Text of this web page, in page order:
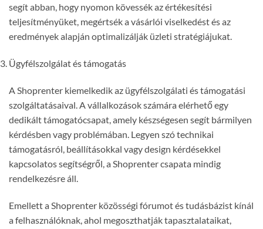
segít abban, hogy nyomon kövessék az értékesítési
teljesítményüket, megértsék a vásárlói viselkedést és az
eredmények alapján optimalizálják üzleti stratégiájukat.
Ügyfélszolgálat és támogatás
A Shoprenter kiemelkedik az ügyfélszolgálati és támogatási
szolgáltatásaival. A vállalkozások számára elérhető egy
dedikált támogatócsapat, amely készségesen segít bármilyen
kérdésben vagy problémában. Legyen szó technikai
támogatásról, beállításokkal vagy design kérdésekkel
kapcsolatos segítségről, a Shoprenter csapata mindig
rendelkezésre áll.
Emellett a Shoprenter közösségi fórumot és tudásbázist kínál
a felhasználóknak, ahol megoszthatják tapasztalataikat,